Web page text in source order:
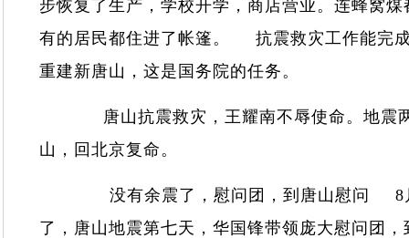
步恢复了生产，学校开学，商店营业。连蜂窝
有的居民都住进了帐篷。 抗震救灾工作能完
重建新唐山，这是国务院的任务。
唐山抗震救灾，王耀南不辱使命。地震两
山，回北京复命。
没有余震了，慰问团，到唐山慰问 8月
了，唐山地震第七天，华国锋带领庞大慰问团